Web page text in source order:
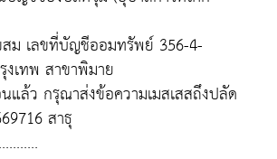
ม เลขที่บัญชีออมทรัพย์ 356-4-
งเทพ สาขาพิมาย
แล้ว กรุณาส่งข้อความเมสเสสถึงปลัด
สาธุ